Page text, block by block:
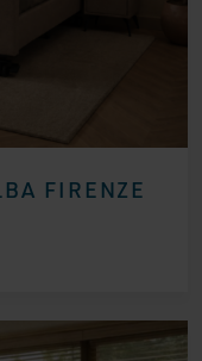
FIRENZE